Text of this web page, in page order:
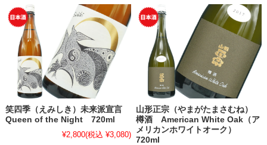
笑四季（えみしき）未来派宣言
Queen of the Night 720ml
¥2,800(税込 ¥3,080)
山形正宗（やまがたまさむね）
樽酒 American White Oak（ア
メリカンホワイトオーク）
720ml